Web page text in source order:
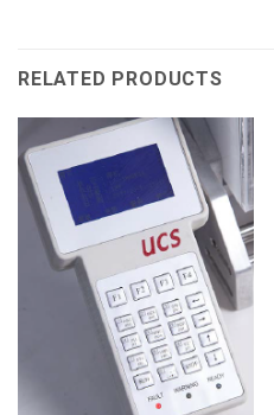
RELATED PRODUCTS